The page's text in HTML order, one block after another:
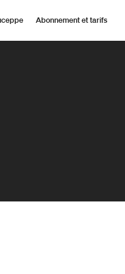
Abonnement et tarifs